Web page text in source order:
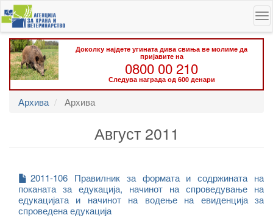
Skip
to
main
content
Доколку најдете угината дива свиња ве молиме да
пријавите на
0800 00 210
Следува награда од 600 денари
Архива Архива
Август 2011
2011-106 Правилник за формата и содржината на
поканата за едукација, начинот на спроведување на
едукацијата и начинот на водење на евиденција за
спроведена едукација